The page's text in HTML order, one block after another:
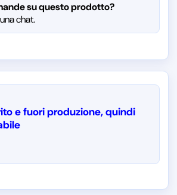
su questo prodotto?
chat.
e fuori produzione, quindi